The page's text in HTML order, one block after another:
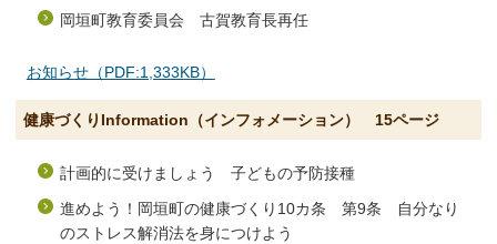
岡垣町教育委員会 古賀教育長再任
お知らせ（PDF:1,333KB）
健康づくりInformation（インフォメーション） 15ページ
計画的に受けましょう 子どもの予防接種
進めよう！岡垣町の健康づくり10カ条 第9条 自分なり
のストレス解消法を身につけよう